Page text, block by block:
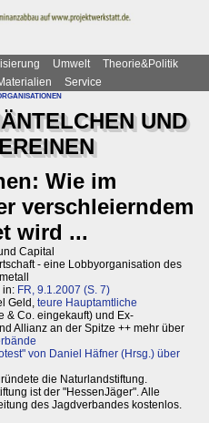
Umwelt
Theorie&Politik
Service
UND
Wie im
verschleierndem
wird ...
Capital
- eine Lobbyorganisation des
in: FR, 9.1.2007 (S. 7)
Geld, teure Hauptamtliche
& Co. eingekauft) und Ex-
Allianz an der Spitze ++ mehr über
von Daniel Häfner (Hrsg.) über
die Naturlandstiftung.
ist der "HessenJäger". Alle
des Jagdverbandes kostenlos.